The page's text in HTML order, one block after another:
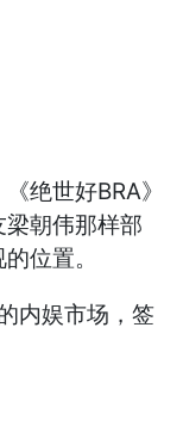
绝世好BRA》
朝伟那样部
位置。
内娱市场，签